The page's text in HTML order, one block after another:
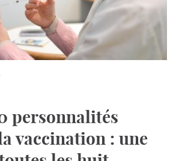
personnalités
vaccination : une